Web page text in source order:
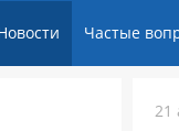
Частые
21